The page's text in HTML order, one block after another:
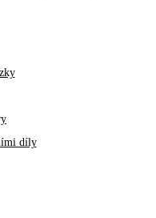
díly